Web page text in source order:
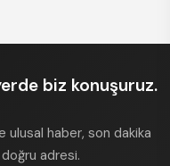
biz konuşuruz.
ulusal haber, son dakika
adresi.